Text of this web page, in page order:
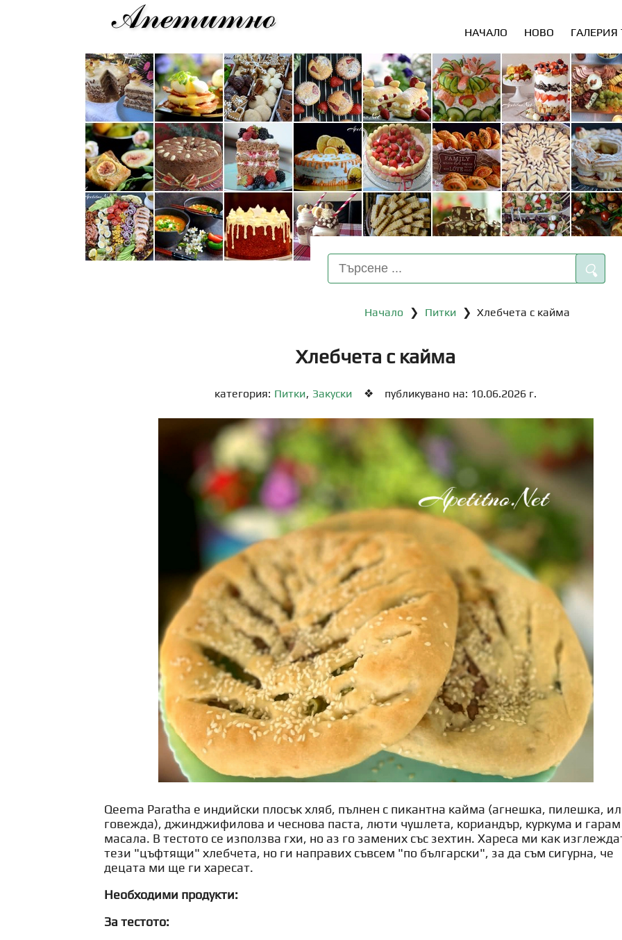
Апетитно НАЧАЛО НОВО ГАЛЕРИЯ
🔍
Начало ❯ Питки ❯ Хлебчета с кайма
Хлебчета с кайма
категория: Питки, Закуски ❖ публикувано на: 10.06.2026 г.
Qeema Paratha е индийски плосък хляб, пълнен с пикантна кайма (агнешка, пилешка,
говежда), джинджифилова и чеснова паста, люти чушлета, кориандър, куркума и гарам
масала. В тестото се използва гхи, но аз го замених със зехтин. Хареса ми как
тези "цъфтящи" хлебчета, но ги направих съвсем "по български", за да съм сигурна, че
децата ми ще ги харесат.
Необходими продукти:
За тестото: